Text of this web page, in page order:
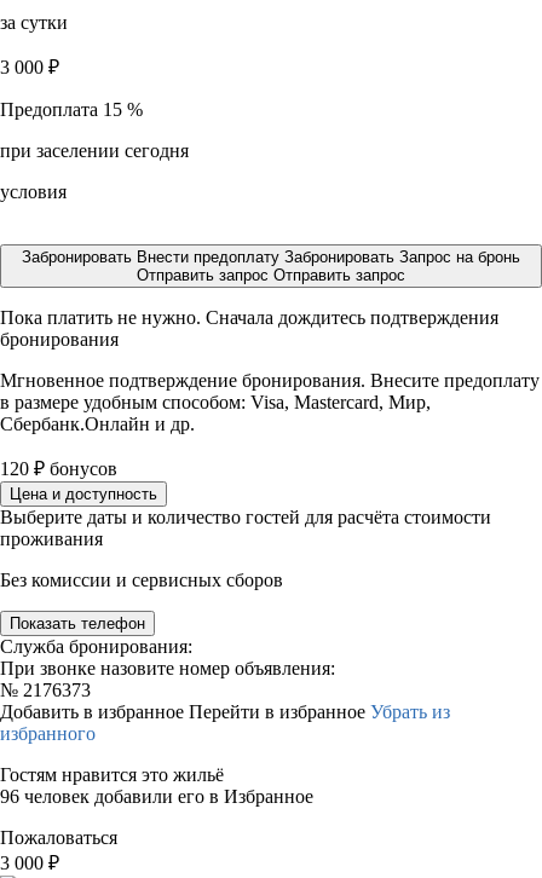
за сутки
3 000 ₽
Предоплата 15 %
при заселении сегодня
условия
Забронировать Внести предоплату Забронировать Запрос на бронь
Отправить запрос Отправить запрос
Пока платить не нужно. Сначала дождитесь подтверждения
бронирования
Мгновенное подтверждение бронирования. Внесите предоплату
в размере удобным способом: Visa, Mastercard, Мир,
Сбербанк.Онлайн и др.
120 ₽ бонусов
Цена и доступность
Выберите даты и количество гостей для расчёта стоимости
проживания
Без комиссии и сервисных сборов
Показать телефон
Служба бронирования:
При звонке назовите номер объявления:
№ 2176373
Добавить в избранное Перейти в избранное Убрать из
избранного
Гостям нравится это жильё
96 человек добавили его в Избранное
Пожаловаться
3 000 ₽